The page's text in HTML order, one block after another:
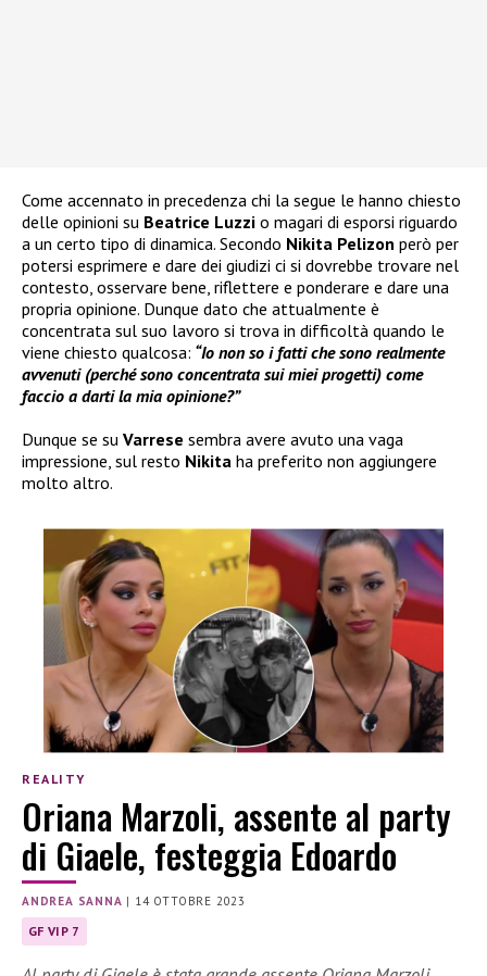
Come accennato in precedenza chi la segue le hanno chiesto
delle opinioni su Beatrice Luzzi o magari di esporsi riguardo
a un certo tipo di dinamica. Secondo Nikita Pelizon però per
potersi esprimere e dare dei giudizi ci si dovrebbe trovare nel
contesto, osservare bene, riflettere e ponderare e dare una
propria opinione. Dunque dato che attualmente è
concentrata sul suo lavoro si trova in difficoltà quando le
viene chiesto qualcosa: “Io non so i fatti che sono realmente
avvenuti (perché sono concentrata sui miei progetti) come
faccio a darti la mia opinione?”
Dunque se su Varrese sembra avere avuto una vaga
impressione, sul resto Nikita ha preferito non aggiungere
molto altro.
REALITY
Oriana Marzoli, assente al party
di Giaele, festeggia Edoardo
ANDREA SANNA | 14 OTTOBRE 2023
GF VIP 7